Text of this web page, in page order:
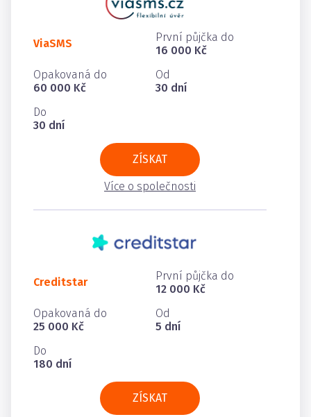
ViaSMS
První půjčka do
16 000 Kč
Opakovaná do
60 000 Kč
Od
30 dní
Do
30 dní
ZÍSKAT
Více o společnosti
Creditstar
První půjčka do
12 000 Kč
Opakovaná do
25 000 Kč
Od
5 dní
Do
180 dní
ZÍSKAT